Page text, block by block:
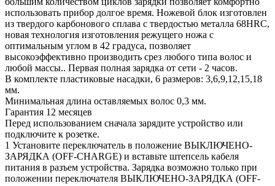
использовать прибор долгое время. Ножевой блок изготовлен
из твердого карбонового сплава с твердостью металла 68HRC,
новая технология изготовления режущего ножа с
оптимальным углом в 42 градуса, позволяет
высокоэффективно производить срез любого типа волос и
любой массы.. Первая полная зарядка от сети - 2 часов.
В комплекте пластиковые насадки, 6 размеров: 3,6,9,12,15,18
мм.
Минимальная длина оставляемых волос 0,3 мм.
Гарантия 12 месяцев
Перед использованием сначала зарядите устройство или
подключите к розетке.
1 Установите переключатель в положение ВЫКЛЮЧЕНО-
ЗАРЯДКА (OFF-CHARGE) и вставьте штепсель кабеля
питания в разъем устройства. Зарядка возможно только при
положении переключателя ВЫКЛЮЧЕНО-ЗАРЯДКА (OFF-